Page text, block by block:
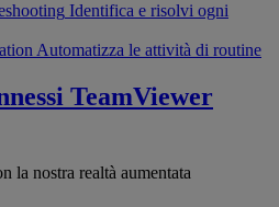
Identifica e risolvi ogni
Automatizza le attività di routine
TeamViewer
la nostra realtà aumentata